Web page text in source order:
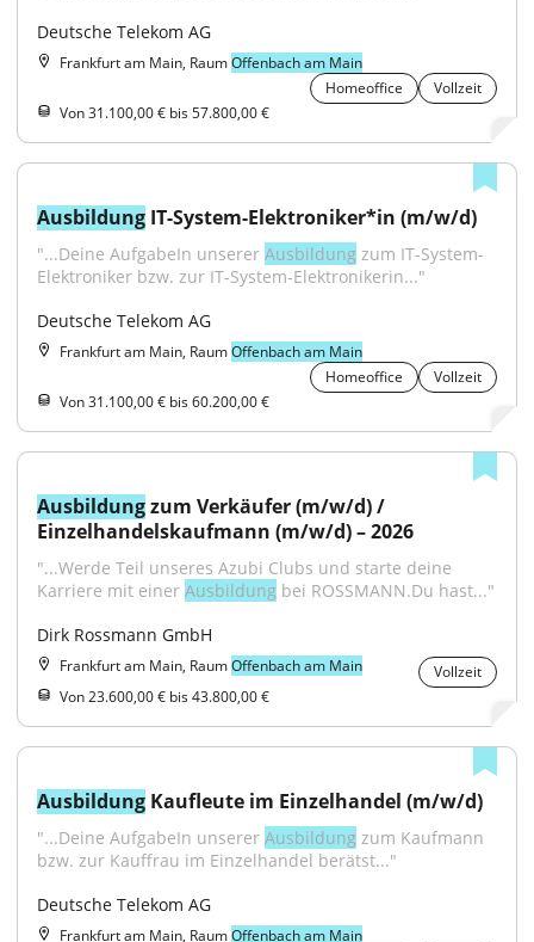
Deutsche Telekom AG
Frankfurt am Main, RaumOffenbach am Main
Homeoffice
Vollzeit
Von 31.100,00 € bis 57.800,00 €
Ausbildung IT-System-Elektroniker*in (m/w/d)
"...Deine AufgabeIn unserer Ausbildung zum IT-System-
Elektroniker bzw. zur IT-System-Elektronikerin..."
Deutsche Telekom AG
Frankfurt am Main, RaumOffenbach am Main
Homeoffice
Vollzeit
Von 31.100,00 € bis 60.200,00 €
Ausbildung zum Verkäufer (m/w/d) /
Einzelhandelskaufmann (m/w/d) – 2026
"...Werde Teil unseres Azubi Clubs und starte deine
Karriere mit einer Ausbildung bei ROSSMANN.Du hast..."
Dirk Rossmann GmbH
Frankfurt am Main, RaumOffenbach am Main
Vollzeit
Von 23.600,00 € bis 43.800,00 €
Ausbildung Kaufleute im Einzelhandel (m/w/d)
"...Deine AufgabeIn unserer Ausbildung zum Kaufmann
bzw. zur Kauffrau im Einzelhandel berätst..."
Deutsche Telekom AG
Frankfurt am Main, RaumOffenbach am Main